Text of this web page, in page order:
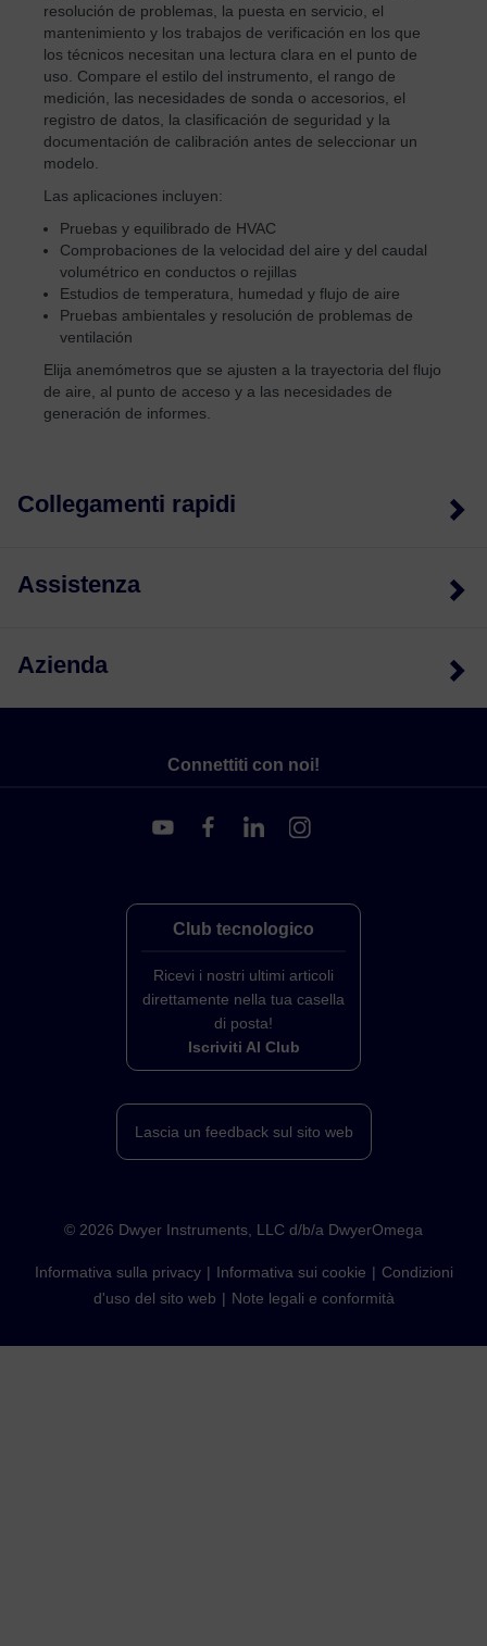
resolución de problemas, la puesta en servicio, el
mantenimiento y los trabajos de verificación en los que
los técnicos necesitan una lectura clara en el punto de
uso. Compare el estilo del instrumento, el rango de
medición, las necesidades de sonda o accesorios, el
registro de datos, la clasificación de seguridad y la
documentación de calibración antes de seleccionar un
modelo.
Las aplicaciones incluyen:
Pruebas y equilibrado de HVAC
Comprobaciones de la velocidad del aire y del caudal
volumétrico en conductos o rejillas
Estudios de temperatura, humedad y flujo de aire
Pruebas ambientales y resolución de problemas de
ventilación
Elija anemómetros que se ajusten a la trayectoria del flujo
de aire, al punto de acceso y a las necesidades de
generación de informes.
Collegamenti rapidi
Assistenza
Azienda
Connettiti con noi!
Club tecnologico
Ricevi i nostri ultimi articoli
direttamente nella tua casella
di posta!
Iscriviti Al Club
Lascia un feedback sul sito web
© 2026 Dwyer Instruments, LLC d/b/a DwyerOmega
Informativa sulla privacy Informativa sui cookie
Condizioni
d'uso del sito web
Note legali e conformità